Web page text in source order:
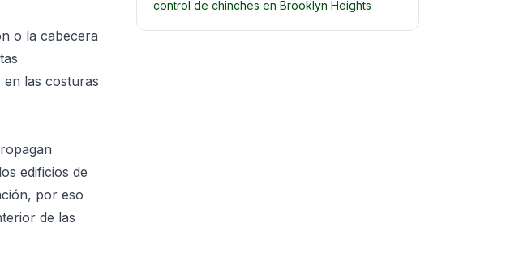
o la cabecera
las costuras
edificios de
por eso
de las
control de chinches en Brooklyn Heights